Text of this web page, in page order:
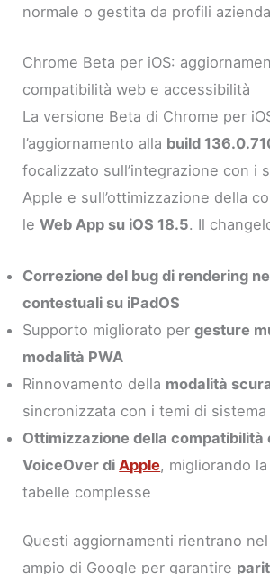
normale o gestita da profili
Chrome Beta per iOS:
compatibilità web e accessibilità
La versione Beta di Chrome per
l’aggiornamento alla build
focalizzato sull’integrazione con i
Apple e sull’ottimizzazione della
leWeb App su iOS 18.5. Il
Correzione del bug di rendering
contestuali su iPadOS
Supporto migliorato pergesture
modalità PWA
Rinnovamento della modalità
sincronizzata con i temi di sistema
Ottimizzazione della compatibilità
VoiceOver diApple, migliorando
tabelle complesse
Questi aggiornamenti rientrano
ampio di Google per garantire